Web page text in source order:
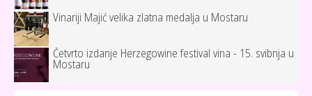
Vinariji Majić velika zlatna medalja u Mostaru
Četvrto izdanje Herzegowine festival vina - 15. svibnja u
Mostaru